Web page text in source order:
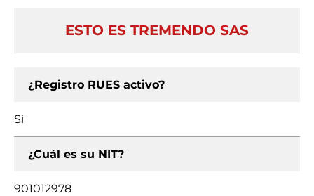
ESTO ES TREMENDO SAS
¿Registro RUES activo?
Si
¿Cuál es su NIT?
901012978